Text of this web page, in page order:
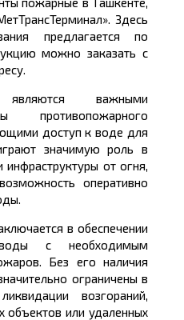
Здесь
предлагается по
можно заказать с
важными
противопожарного
доступ к воде для
значимую роль в
от огня,
оперативно
в обеспечении
с необходимым
Без его наличия
ограничены в
возгораний,
объектов или удаленных